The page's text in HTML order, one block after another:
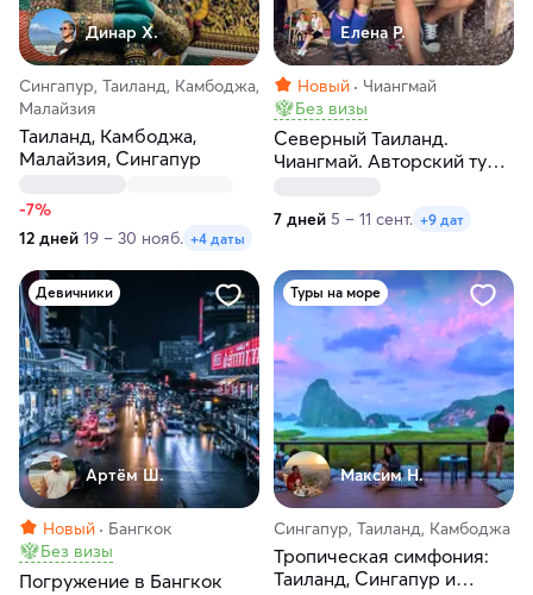
Динар Х.
Сингапур, Таиланд, Камбоджа,
Малайзия
Таиланд, Камбоджа,
Малайзия, Сингапур
-7%
12 дней 19 – 30 нояб. +4 даты
Елена Р.
Новый
Чиангмай
Без визы
Северный Таиланд.
Чиангмай. Авторский тур-
северным городам
7 дней 5 – 11 сент. +9 дат
Девичники
Артём Ш.
Новый
Бангкок
Без визы
Погружение в Бангкок
Туры на море
Максим H.
Сингапур, Таиланд, Камбоджа
Тропическая симфония:
Таиланд, Сингапур и